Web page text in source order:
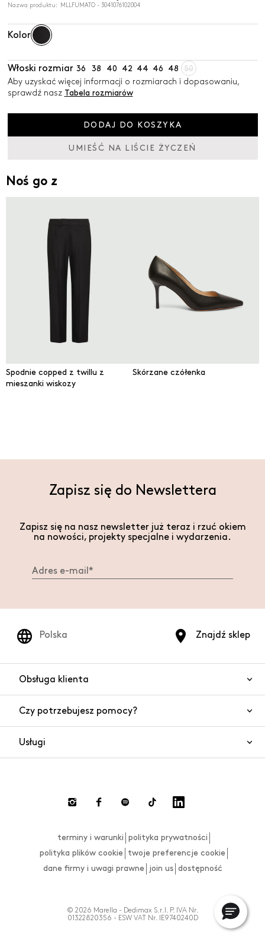
Nazwa produktu: MLLFUMATO - 3041076102004
Kolor
Włoski rozmiar 36 38 40 42 44 46 48
50
Aby uzyskać więcej informacji o rozmiarach i dopasowaniu,
sprawdź nasz Tabela rozmiarów
DODAJ DO KOSZYKA
UMIEŚĆ NA LIŚCIE ŻYCZEŃ
Noś go z
Spodnie copped z twillu z
mieszanki wiskozy
Skórzane czółenka
Zapisz się do Newslettera
Zapisz się na nasz newsletter już teraz i rzuć okiem
na nowości, projekty specjalne i wydarzenia.
Znajdź sklep
Polska
Obsługa klienta
Kontakt
Czy potrzebujesz pomocy?
Płatności
Tabela rozmiarów
Usługi
terminy i warunki
polityka prywatności
polityka plików cookie
twoje preferencje cookie
dane firmy i uwagi prawne
join us dostępność
© 2026 Marella - Dedimax S.r.l. P. IVA Nr.
01322820356 - ESW VAT Nr. IE9740240D